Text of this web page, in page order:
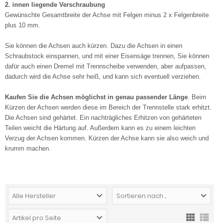
2. innen liegende Verschraubung
Gewünschte Gesamtbreite der Achse mit Felgen minus 2 x Felgenbreite
plus 10 mm.
Sie können die Achsen auch kürzen. Dazu die Achsen in einen
Schraubstock einspannen, und mit einer Eisensäge trennen, Sie können
dafür auch einen Dremel mit Trennscheibe verwenden, aber aufpassen,
dadurch wird die Achse sehr heiß, und kann sich eventuell verziehen.
Kaufen Sie die Achsen möglichst in genau passender Länge . Beim
Kürzen der Achsen werden diese im Bereich der Trennstelle stark erhitzt.
Die Achsen sind gehärtet. Ein nachträgliches Erhitzen von gehärteten
Teilen weicht die Härtung auf. Außerdem kann es zu einem leichten
Verzug der Achsen kommen. Kürzen der Achse kann sie also weich und
krumm machen.
Alle Hersteller Sortieren nach ...
Artikel pro Seite